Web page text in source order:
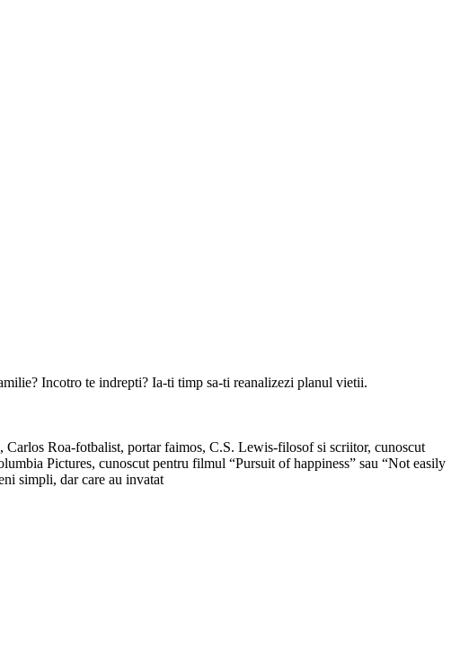
Incotro te indrepti? Ia-ti timp sa-ti reanalizezi planul vietii.
Carlos Roa-fotbalist, portar faimos, C.S. Lewis-filosof si scriitor, cunoscut
Pictures, cunoscut pentru filmul “Pursuit of happiness” sau “Not easily
simpli, dar care au invatat